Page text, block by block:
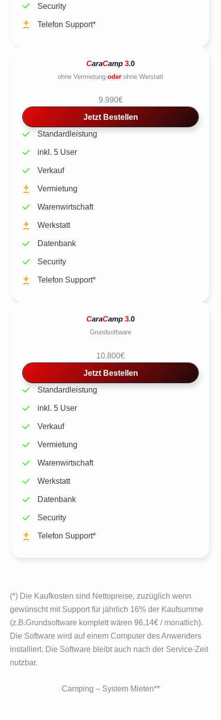
Security
Telefon Support*
CaraCamp 3.0
ohne Vermietung oder ohne Werstatt
9.990€
Jetzt Bestellen
Standardleistung
inkl. 5 User
Verkauf
Vermietung
Warenwirtschaft
Werkstatt
Datenbank
Security
Telefon Support*
CaraCamp 3.0
Grundsoftware
10.800€
Jetzt Bestellen
Standardleistung
inkl. 5 User
Verkauf
Vermietung
Warenwirtschaft
Werkstatt
Datenbank
Security
Telefon Support*
(*) Die Kaufkosten sind Nettopreise, zuzüglich wenn
gewünscht mit Support für jähr­lich 16% der Kaufsumme
(z.B.Grundsoftware komplett wären 96,14€ / monatlich).
Die Software wird auf einem Computer des Anwenders
instal­liert. Die Software bleibt auch nach der Service-Zeit
nutzbar.
Camping – System Mieten**